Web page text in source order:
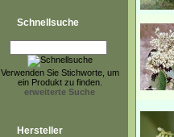
Schnellsuche
Verwenden Sie Stichworte, um
ein Produkt zu finden.
erweiterte Suche
Hersteller